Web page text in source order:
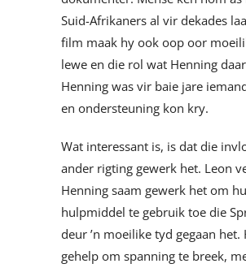
Suid-Afrikaners al vir dekades
film maak hy ook oop oor
lewe en die rol wat Henning
Henning was vir baie jare
en ondersteuning kon kry.
Wat interessant is, is dat die
ander rigting gewerk het. Leon
Henning saam gewerk het om
hulpmiddel te gebruik toe die
deur ’n moeilike tyd gegaan
gehelp om spanning te breek,